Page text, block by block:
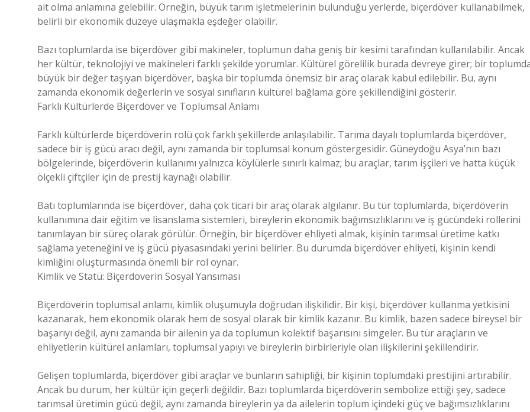
ait olma anlamına gelebilir. Örneğin, büyük tarım işletmelerinin bulunduğu yerlerde, biçerdöver kullanabilmek,
belirli bir ekonomik düzeye ulaşmakla eşdeğer olabilir.
Bazı toplumlarda ise biçerdöver gibi makineler, toplumun daha geniş bir kesimi tarafından kullanılabilir. Ancak
her kültür, teknolojiyi ve makineleri farklı şekilde yorumlar. Kültürel görelilik burada devreye girer; bir
büyük bir değer taşıyan biçerdöver, başka bir toplumda önemsiz bir araç olarak kabul edilebilir. Bu, aynı
zamanda ekonomik değerlerin ve sosyal sınıfların kültürel bağlama göre şekillendiğini gösterir.
Farklı Kültürlerde Biçerdöver ve Toplumsal Anlamı
Farklı kültürlerde biçerdöverin rolü çok farklı şekillerde anlaşılabilir. Tarıma dayalı toplumlarda biçerdöver,
sadece bir iş gücü aracı değil, aynı zamanda bir toplumsal konum göstergesidir. Güneydoğu Asya’nın bazı
bölgelerinde, biçerdöverin kullanımı yalnızca köylülerle sınırlı kalmaz; bu araçlar, tarım işçileri ve hatta küçük
ölçekli çiftçiler için de prestij kaynağı olabilir.
Batı toplumlarında ise biçerdöver, daha çok ticari bir araç olarak algılanır. Bu tür toplumlarda, biçerdöverin
kullanımına dair eğitim ve lisanslama sistemleri, bireylerin ekonomik bağımsızlıklarını ve iş gücündeki rollerini
tanımlayan bir süreç olarak görülür. Örneğin, bir biçerdöver ehliyeti almak, kişinin tarımsal üretime katkı
sağlama yeteneğini ve iş gücü piyasasındaki yerini belirler. Bu durumda biçerdöver ehliyeti, kişinin kendi
kimliğini oluşturmasında önemli bir rol oynar.
Kimlik ve Statü: Biçerdöverin Sosyal Yansıması
Biçerdöverin toplumsal anlamı, kimlik oluşumuyla doğrudan ilişkilidir. Bir kişi, biçerdöver kullanma yetkisini
kazanarak, hem ekonomik olarak hem de sosyal olarak bir kimlik kazanır. Bu kimlik, bazen sadece bireysel bir
başarıyı değil, aynı zamanda bir ailenin ya da toplumun kolektif başarısını simgeler. Bu tür araçların ve
ehliyetlerin kültürel anlamları, toplumsal yapıyı ve bireylerin birbirleriyle olan ilişkilerini şekillendirir.
Gelişen toplumlarda, biçerdöver gibi araçlar ve bunların sahipliği, bir kişinin toplumdaki prestijini artırabilir.
Ancak bu durum, her kültür için geçerli değildir. Bazı toplumlarda biçerdöverin sembolize ettiği şey, sadece
tarımsal üretimin gücü değil, aynı zamanda bireylerin ya da ailelerin toplum içindeki güç ve bağımsızlıklarını